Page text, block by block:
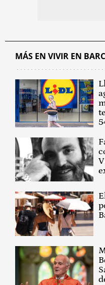
MÁS EN VIVIR EN